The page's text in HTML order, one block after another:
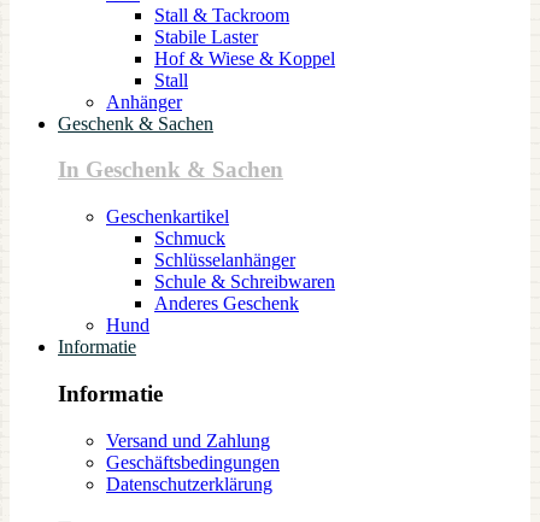
Stall & Tackroom
Stabile Laster
Hof & Wiese & Koppel
Stall
Anhänger
Geschenk & Sachen
In Geschenk & Sachen
Geschenkartikel
Schmuck
Schlüsselanhänger
Schule & Schreibwaren
Anderes Geschenk
Hund
Informatie
Informatie
Versand und Zahlung
Geschäftsbedingungen
Datenschutzerklärung